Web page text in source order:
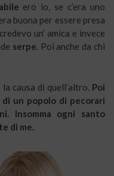
ero io, se c’era uno
buona per essere presa
un’ amica e invece
serpe. Poi anche da chi
causa di quell’altro. Poi
un popolo di pecorari
Insomma ogni santo
di me.